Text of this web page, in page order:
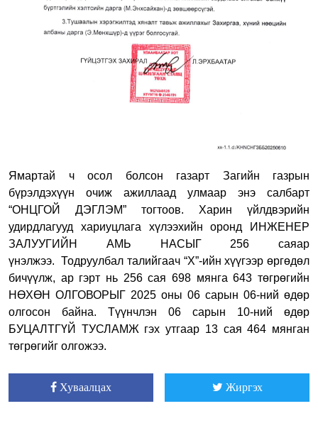
Ямартай ч осол болсон газарт Загийн газрын
бүрэлдэхүүн очиж ажиллаад улмаар энэ салбарт
“ОНЦГОЙ ДЭГЛЭМ” тогтоов. Харин үйлдвэрийн
удирдлагууд хариуцлага хүлээхийн оронд ИНЖЕНЕР
ЗАЛУУГИЙН АМЬ НАСЫГ 256 саяар
үнэлжээ.Тодруулбал талийгаач “Х”-ийн хүүгээр өргөдөл
бичүүлж, ар гэрт нь 256 сая 698 мянга 643 төгрөгийн
НӨХӨН ОЛГОВОРЫГ 2025 оны 06 сарын 06-ний өдөр
олгосон байна. Түүнчлэн 06 сарын 10-ний өдөр
БУЦАЛТГҮЙ ТУСЛАМЖ гэх утгаар 13 сая 464 мянган
төгрөгийг олгожээ.
Хуваалцах Жиргэх